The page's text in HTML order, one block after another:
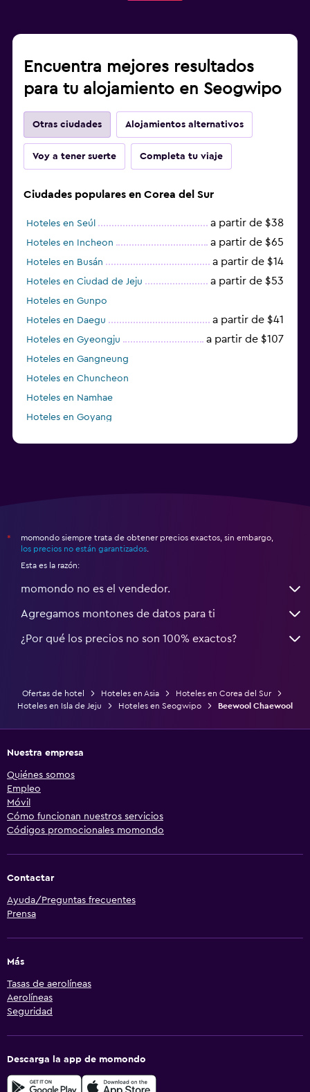
Encuentra mejores resultados
para tu alojamiento en Seogwipo
Otras ciudades Alojamientos alternativos
Voy a tener suerte Completa tu viaje
Ciudades populares en Corea del Sur
Hoteles en Seúl a partir de $38
Hoteles en Incheon a partir de $65
Hoteles en Busán a partir de $14
Hoteles en Ciudad de Jeju a partir de $53
Hoteles en Gunpo
Hoteles en Daegu
a partir de $41
Hoteles en Gyeongju a partir de $107
Hoteles en Gangneung
Hoteles en Chuncheon
Hoteles en Namhae
Hoteles en Goyang
*
momondo siempre trata de obtener precios exactos, sin embargo,
los precios no están garantizados
Esta es la razón:
momondo no es el vendedor.
Agregamos montones de datos para ti
¿Por qué los precios no son 100% exactos?
Ofertas de hotel Hoteles en Asia
Hoteles en Corea del Sur
Hoteles en Isla de Jeju
Hoteles en Seogwipo Beewool Chaewool
Nuestra empresa
Quiénes somos
Empleo
Móvil
Cómo funcionan nuestros servicios
Códigos promocionales momondo
Contactar
Ayuda/Preguntas frecuentes
Prensa
Más
Tasas de aerolíneas
Aerolíneas
Seguridad
Descarga la app de momondo